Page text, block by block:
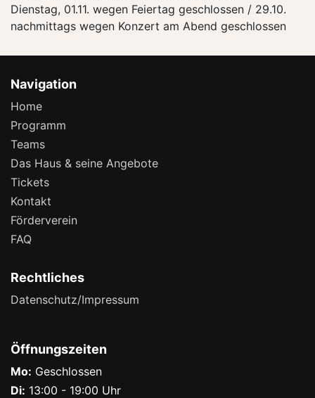
Dienstag, 01.11. wegen Feiertag geschlossen / 29.10.
nachmittags wegen Konzert am Abend geschlossen
Navigation
Home
Programm
Teams
Das Haus & seine Angebote
Tickets
Kontakt
Förderverein
FAQ
Rechtliches
Datenschutz/Impressum
Öffnungszeiten
Mo: Geschlossen
Di: 13:00 - 19:00 Uhr